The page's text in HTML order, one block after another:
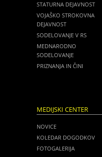
STATURNA DEJAVNOST
VOJAŠKO STROKOVNA
DEJAVNOST
SODELOVANJE V RS
MEDNARODNO
SODELOVANJE
PRIZNANJA IN ČINI
MEDIJSKI CENTER
NOVICE
KOLEDAR DOGODKOV
FOTOGALERIJA